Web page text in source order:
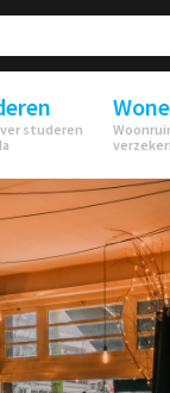
studeren